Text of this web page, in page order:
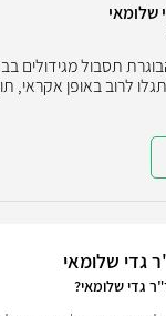
שלומאי
הבוגרת תסבול מגידולים
לרוב באופן אקראי,
גדי שלומאי
גדי שלומאי?